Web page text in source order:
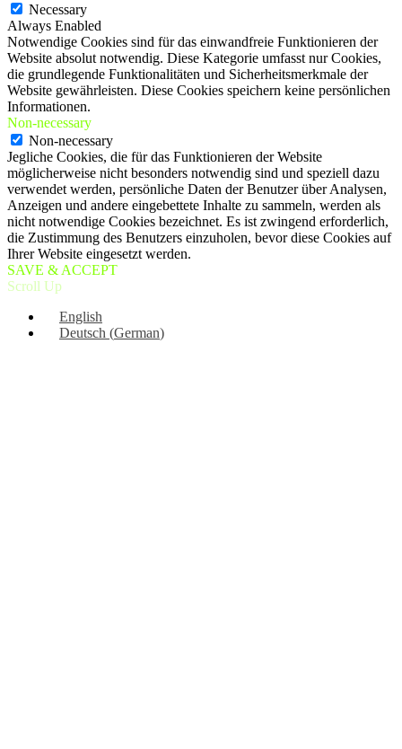
Necessary
Always Enabled
Notwendige Cookies sind für das einwandfreie Funktionieren der
Website absolut notwendig. Diese Kategorie umfasst nur Cookies,
die grundlegende Funktionalitäten und Sicherheitsmerkmale der
Website gewährleisten. Diese Cookies speichern keine persönlichen
Informationen.
Non-necessary
Non-necessary
Jegliche Cookies, die für das Funktionieren der Website
möglicherweise nicht besonders notwendig sind und speziell dazu
verwendet werden, persönliche Daten der Benutzer über Analysen,
Anzeigen und andere eingebettete Inhalte zu sammeln, werden als
nicht notwendige Cookies bezeichnet. Es ist zwingend erforderlich,
die Zustimmung des Benutzers einzuholen, bevor diese Cookies auf
Ihrer Website eingesetzt werden.
SAVE & ACCEPT
Scroll Up
English
Deutsch (German)